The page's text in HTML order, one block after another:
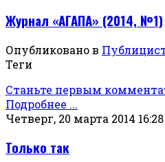
Журнал «АГАПА» (2014, №1)
Опубликовано в
Теги
Станьте первым
Подробнее ...
Четверг, 20 марта 2014 16:28
Только так